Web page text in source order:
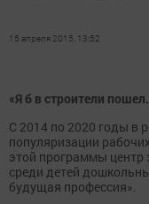
15 апреля 2015, 13:52
«Я б в строители
С 2014 по 2020 годы в
популяризации
этой программы центр
среди детей
будущая профессия».